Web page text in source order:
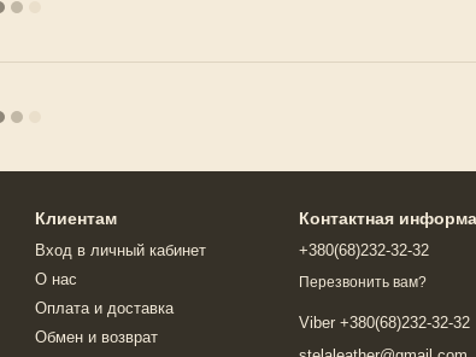
Клиентам
Вход в личный кабинет
О нас
Оплата и доставка
Обмен и возврат
Контактная
+380(68)232-32-32
Перезвонить вам?
Viber +380(68)232-32-32